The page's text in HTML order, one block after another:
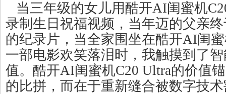
当三年级的女儿用酷开AI闺蜜机
录制生日祝福视频，当年迈的父亲
的纪录片，当全家围坐在酷开AI闺
一部电影欢笑落泪时，我触摸到了
值。酷开AI闺蜜机C20 Ultra的价值
的比拼，而在于重新缝合被数字技